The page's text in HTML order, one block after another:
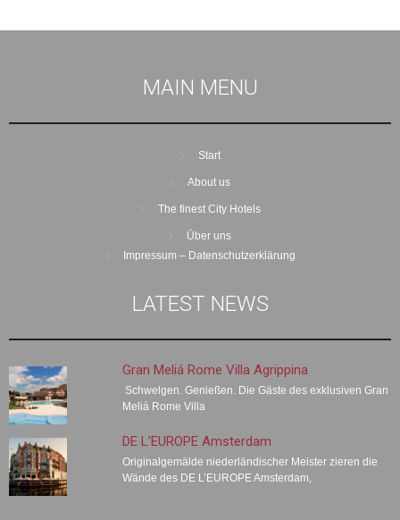
MAIN MENU
Start
About us
The finest City Hotels
Über uns
Impressum – Datenschutzerklärung
LATEST NEWS
Gran Meliá Rome Villa Agrippina
Schwelgen. Genießen. Die Gäste des exklusiven Gran
Meliá Rome Villa
DE L’EUROPE Amsterdam
Originalgemälde niederländischer Meister zieren die
Wände des DE L’EUROPE Amsterdam,